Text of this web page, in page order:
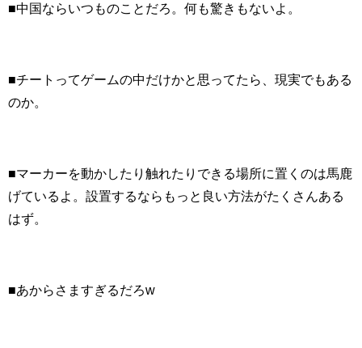
■中国ならいつものことだろ。何も驚きもないよ。
■チートってゲームの中だけかと思ってたら、現実でもある
のか。
■マーカーを動かしたり触れたりできる場所に置くのは馬鹿
げているよ。設置するならもっと良い方法がたくさんある
はず。
■あからさますぎるだろw